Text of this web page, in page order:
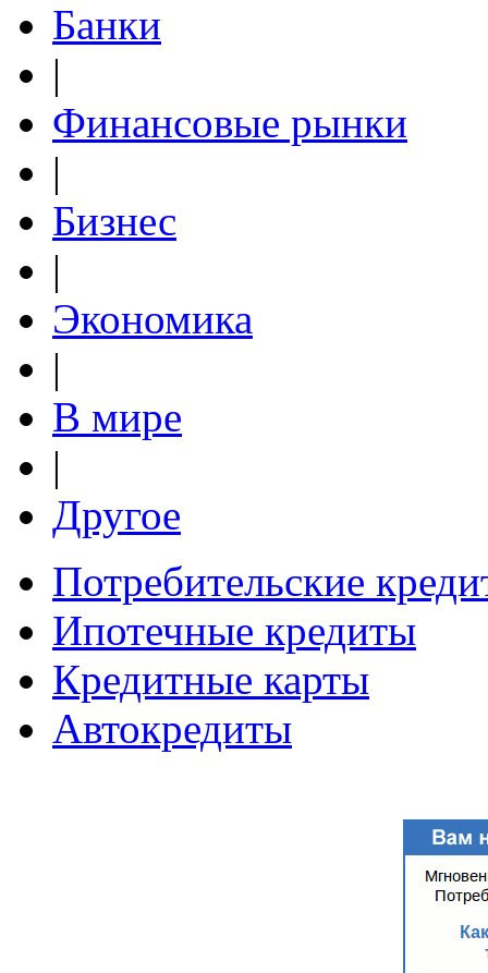
Банки
|
Финансовые рынки
|
Бизнес
|
Экономика
|
В мире
|
Другое
Потребительские
Ипотечные кредиты
Кредитные карты
Автокредиты